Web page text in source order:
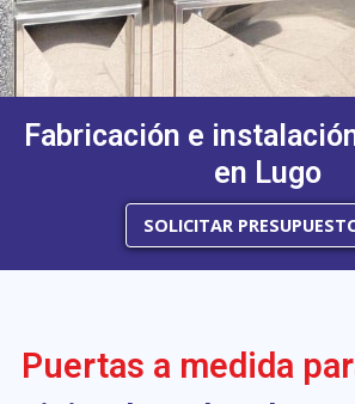
Fabricación e
en Lugo
SOLICITAR
Puertas a medida